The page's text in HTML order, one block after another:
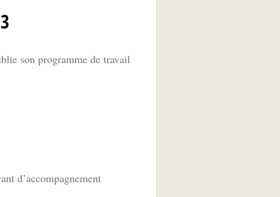
son programme de travail
d’accompagnement